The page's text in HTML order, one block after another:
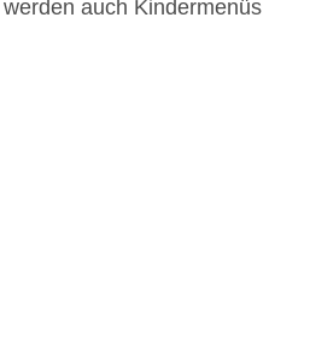
auch Kindermenüs